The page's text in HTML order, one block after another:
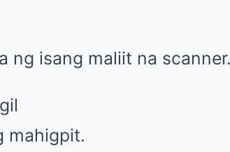
ng isang maliit na scanner.
mahigpit.